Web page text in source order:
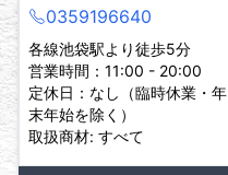
0359196640
各線池袋駅より徒歩5分
営業時間：11:00 - 20:00
定休日：なし（臨時休業・年
末年始を除く）
取扱商材: すべて